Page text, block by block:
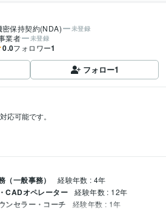
密保持契約(NDA) 未登録
業者 未登録
0.0フォロワー1
フォロー1
応可能です。
一般事務） 経験年数 : 4年
CADオペレーター 経験年数 : 12年
ンセラー・コーチ 経験年数 : 1年